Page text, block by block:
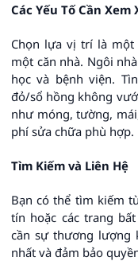
Các Yếu Tố Cần Xem
Chọn lựa vị trí là
một căn nhà. Ngôi
học và bệnh viện.
đỏ/sổ hồng không
như móng, tường,
phí sửa chữa phù hợp.
Tìm Kiếm và Liên Hệ
Bạn có thể tìm kiếm
tín hoặc các trang
cần sự thương lượng
nhất và đảm bảo